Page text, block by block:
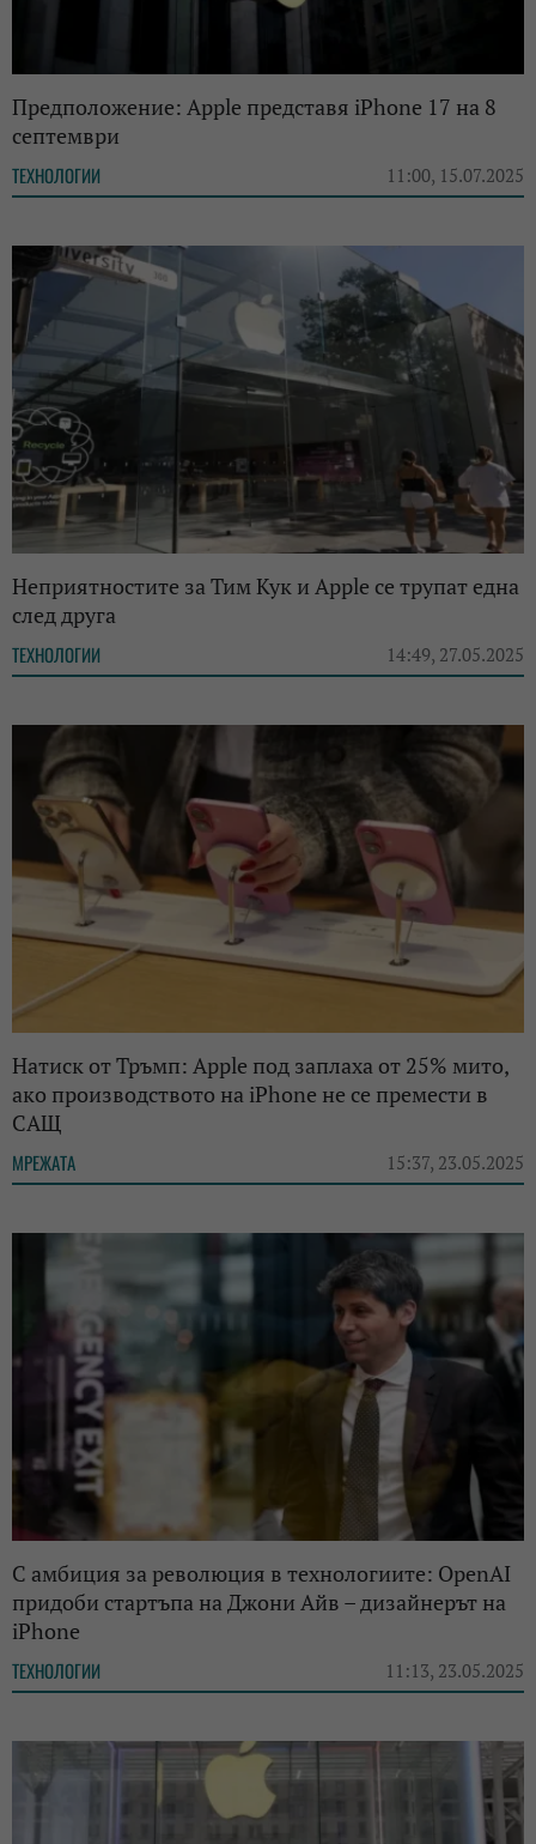
Предположение: Apple представя iPhone 17 на 8
септември
ТЕХНОЛОГИИ 11:00, 15.07.2025
Неприятностите за Тим Кук и Apple се трупат една
след друга
ТЕХНОЛОГИИ 14:49, 27.05.2025
Натиск от Тръмп: Apple под заплаха от 25% мито,
ако производството на iPhone не се премести в
САЩ
МРЕЖАТА 15:37, 23.05.2025
С амбиция за революция в технологиите: OpenAI
придоби стартъпа на Джони Айв – дизайнерът на
iPhone
ТЕХНОЛОГИИ 11:13, 23.05.2025